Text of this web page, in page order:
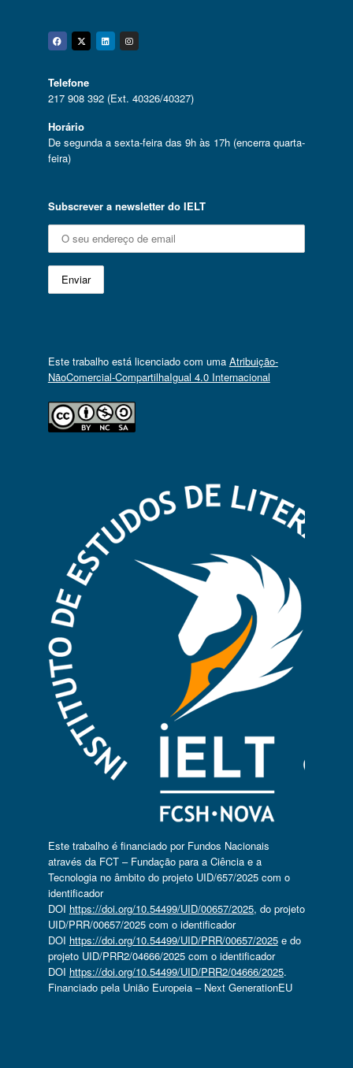
Facebook
Twitter
Linkedin
Instagram
Telefone
217 908 392 (Ext. 40326/40327)
Horário
De segunda a sexta-feira das 9h às 17h (encerra quarta-
feira)
Subscrever a newsletter do IELT
Este trabalho está licenciado com uma Atribuição-
NãoComercial-CompartilhaIgual 4.0 Internacional
Este trabalho é financiado por Fundos Nacionais
através da FCT – Fundação para a Ciência e a
Tecnologia no âmbito do projeto UID/657/2025 com o
identificador
DOI https://doi.org/10.54499/UID/00657/2025, do projeto
UID/PRR/00657/2025 com o identificador
DOI https://doi.org/10.54499/UID/PRR/00657/2025e do
projeto UID/PRR2/04666/2025 com o identificador
DOI https://doi.org/10.54499/UID/PRR2/04666/2025.
Financiado pela União Europeia – Next GenerationEU